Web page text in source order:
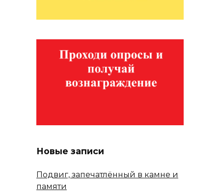
Новые записи
Подвиг, запечатлённый в камне и
памяти